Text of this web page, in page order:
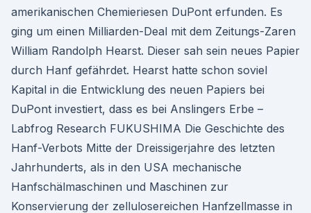
amerikanischen Chemieriesen DuPont erfunden. Es
ging um einen Milliarden-Deal mit dem Zeitungs-Zaren
William Randolph Hearst. Dieser sah sein neues Papier
durch Hanf gefährdet. Hearst hatte schon soviel
Kapital in die Entwicklung des neuen Papiers bei
DuPont investiert, dass es bei Anslingers Erbe –
Labfrog Research FUKUSHIMA Die Geschichte des
Hanf-Verbots Mitte der Dreissigerjahre des letzten
Jahrhunderts, als in den USA mechanische
Hanfschälmaschinen und Maschinen zur
Konservierung der zellulosereichen Hanfzellmasse in